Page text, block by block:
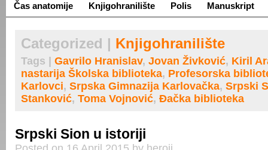
Čas anatomije Knjigohranilište Polis Manuskript
Categorized | Knjigohranilište
Tags | Gavrilo Hranislav, Jovan Živković, Kiril
nastarija Školska biblioteka, Profesorska
Karlovci, Srpska Gimnazija Karlovačka, Srpski
Stanković, Toma Vojnović, Đačka biblioteka
Srpski Sion u istoriji